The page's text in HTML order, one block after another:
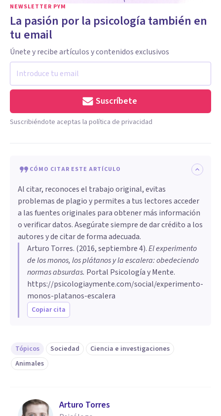
NEWSLETTER PYM
La pasión por la psicología también en
tu email
Únete y recibe artículos y contenidos exclusivos
Suscríbete
Suscribiéndote aceptas la política de privacidad
CÓMO CITAR ESTE ARTÍCULO
Al citar, reconoces el trabajo original, evitas
problemas de plagio y permites a tus lectores acceder
a las fuentes originales para obtener más información
o verificar datos. Asegúrate siempre de dar crédito a los
autores y de citar de forma adecuada.
Arturo Torres. (2016, septiembre 4).​El experimento
de los monos, los plátanos y la escalera: obedeciendo
normas absurdas. Portal Psicología y Mente.
https://psicologiaymente.com/social/experimento-
monos-platanos-escalera
Copiar cita
Tópicos Sociedad
Ciencia e investigaciones
Animales
Arturo Torres